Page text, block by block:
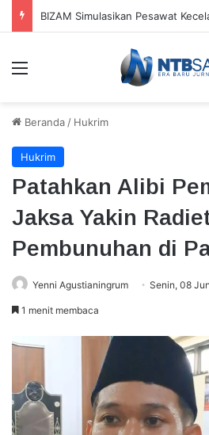
Menu
Beranda / Hukrim
Hukrim
Patahkan Alibi
Jaksa Yakin
Pembunuhan di
Yenni Agustianingrum Senin, 08
1 menit membaca